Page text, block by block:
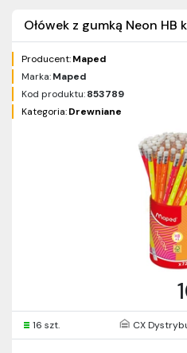
Ołówek z gumką Neon HB
Producent:Maped
Marka:Maped
Kod produktu:853789
Kategoria:Drewniane
16 szt. CX